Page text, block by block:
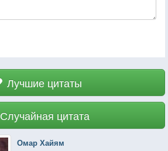
Лучшие цитаты
Случайная цитата
Омар Хайям